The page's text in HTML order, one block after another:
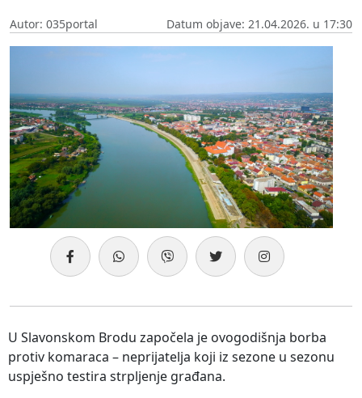
Autor: 035portal Datum objave: 21.04.2026. u 17:30
U Slavonskom Brodu započela je ovogodišnja borba
protiv komaraca – neprijatelja koji iz sezone u sezonu
uspješno testira strpljenje građana.